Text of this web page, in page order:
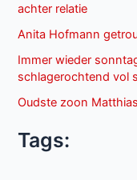
achter relatie
Anita Hofmann
Immer wieder
schlagerochtend vol
Oudste zoon
Tags: